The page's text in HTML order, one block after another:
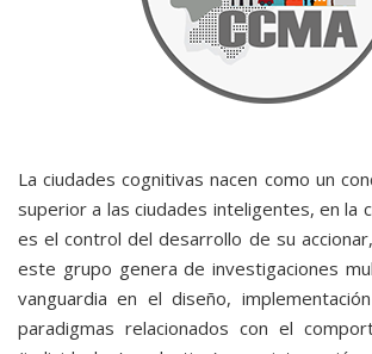
La ciudades cognitivas nacen como un
superior a las ciudades inteligentes, en la
es el control del desarrollo de su
este grupo genera de investigaciones
vanguardia en el diseño,
paradigmas relacionados con el